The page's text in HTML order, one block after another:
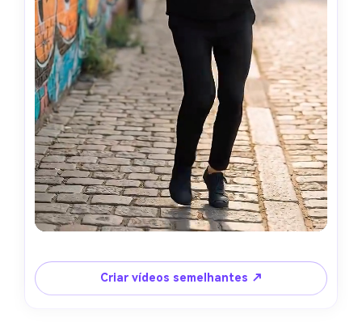
Criar vídeos semelhantes ↗